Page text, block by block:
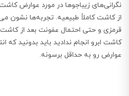
نگرانی‌های زیباجوها در مورد عوارض
از کاشت کاملاً طبیعیه. تجربه‌ها نشون
قرمزی و حتی احتمال عفونت بعد از کاشت
کاشت ابرو انجام ندادید باید بدونید که
عوارض رو به حداقل برسونه.